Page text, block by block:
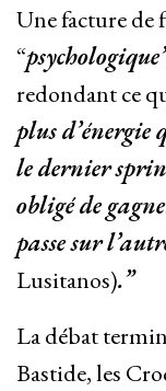
Une facture de
“
redondant ce
plus d’énergie
le dernier
obligé de
passe sur
Lusitanos).”
La débat
Bastide, les